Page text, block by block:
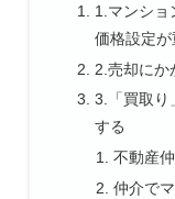
1.マンショ
価格設定が
2.売却にか
3.「買取り
する
不動産
仲介で